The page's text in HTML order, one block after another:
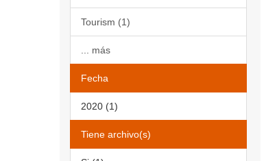
Tourism (1)
... más
Fecha
2020 (1)
Tiene archivo(s)